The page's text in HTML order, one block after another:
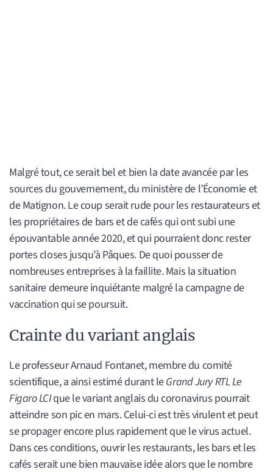
Malgré tout, ce serait bel et bien la date avancée par les
sources du gouvernement, du ministère de l’Économie et
de Matignon. Le coup serait rude pour les restaurateurs et
les propriétaires de bars et de cafés qui ont subi une
épouvantable année 2020, et qui pourraient donc rester
portes closes jusqu’à Pâques. De quoi pousser de
nombreuses entreprises à la faillite. Mais la situation
sanitaire demeure inquiétante malgré la campagne de
vaccination qui se poursuit.
Crainte du variant anglais
Le professeur Arnaud Fontanet, membre du comité
scientifique, a ainsi estimé durant leGrand Jury RTL Le
Figaro LCIque le variant anglais du coronavirus pourrait
atteindre son pic en mars. Celui-ci est très virulent et peut
se propager encore plus rapidement que le virus actuel.
Dans ces conditions, ouvrir les restaurants, les bars et les
cafés serait une bien mauvaise idée alors que le nombre